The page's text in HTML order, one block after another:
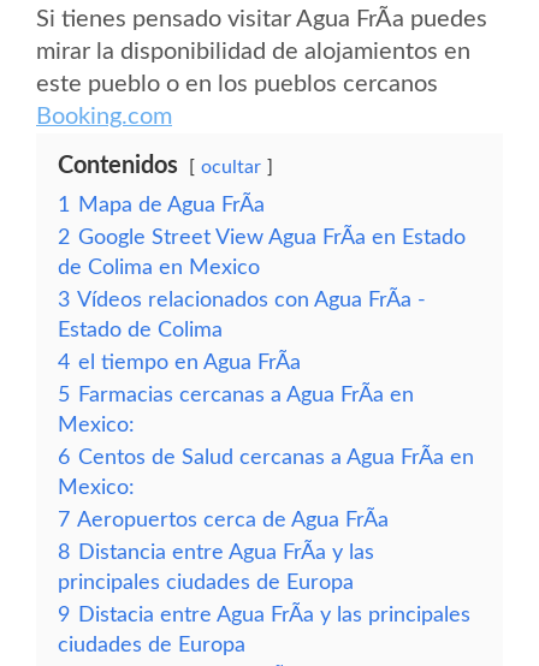
Si tienes pensado visitar Agua FrÃ­a puedes
mirar la disponibilidad de alojamientos en
este pueblo o en los pueblos cercanos
Booking.com
Contenidos ocultar
1
Mapa de Agua FrÃ­a
2 Google Street View Agua FrÃ­a en Estado
de Colima en Mexico
3 Vídeos relacionados con Agua FrÃ­a -
Estado de Colima
4 el tiempo en Agua FrÃ­a
5 Farmacias cercanas a Agua FrÃ­a en
Mexico:
6 Centos de Salud cercanas a Agua FrÃ­a en
Mexico:
7 Aeropuertos cerca de Agua FrÃ­a
8 Distancia entre Agua FrÃ­a y las
principales ciudades de Europa
9 Distacia entre Agua FrÃ­a y las principales
ciudades de Europa